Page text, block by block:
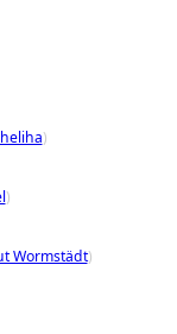
)
)
Wormstädt)